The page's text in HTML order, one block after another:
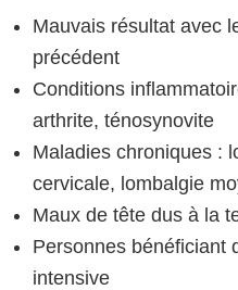
Mauvais résultat avec
précédent
Conditions
arthrite, ténosynovite
Maladies chroniques :
cervicale, lombalgie
Maux de tête dus à la
Personnes bénéficiant
intensive